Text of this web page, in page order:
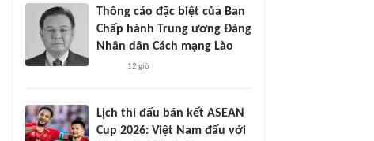
Thông cáo đặc biệt của Ban
Chấp hành Trung ương Đảng
Nhân dân Cách mạng Lào
12 giờ
Lịch thi đấu bán kết ASEAN
Cup 2026: Việt Nam đấu với